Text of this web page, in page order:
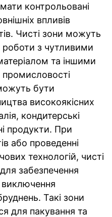
контрольовані
впливів
Чисті зони можуть
роботи з чутливими
та іншими
бути
високоякісних
кондитерські
продукти. При
або проведенні
технологій, чисті
забезпечення
виключення
Такі зони
для пакування та